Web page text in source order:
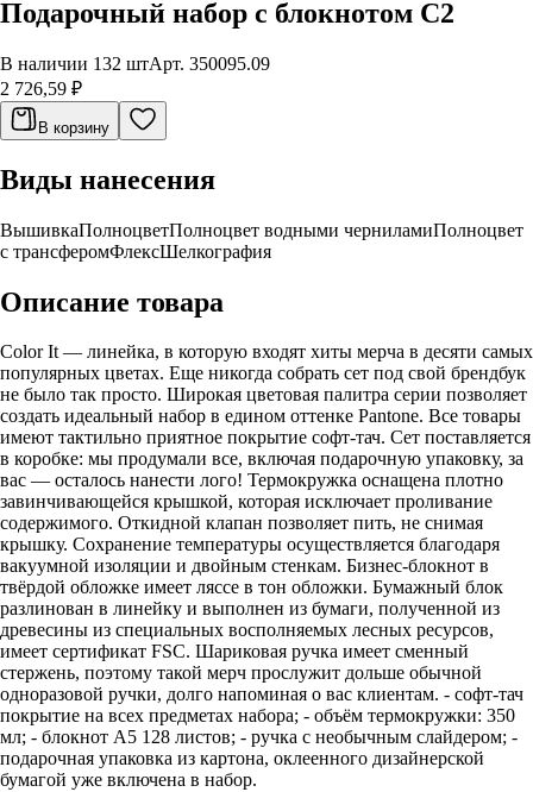
Подарочный набор с блокнотом С2
В наличии 132 штАрт. 350095.09
2 726,59 ₽
В корзину
Виды нанесения
ВышивкаПолноцветПолноцвет водными черниламиПолноцвет
с трансферомФлексШелкография
Описание товара
Color It — линейка, в которую входят хиты мерча в десяти самых
популярных цветах. Еще никогда собрать сет под свой брендбук
не было так просто. Широкая цветовая палитра серии позволяет
создать идеальный набор в едином оттенке Pantone. Все товары
имеют тактильно приятное покрытие софт-тач. Сет поставляется
в коробке: мы продумали все, включая подарочную упаковку, за
вас — осталось нанести лого! Термокружка оснащена плотно
завинчивающейся крышкой, которая исключает проливание
содержимого. Откидной клапан позволяет пить, не снимая
крышку. Сохранение температуры осуществляется благодаря
вакуумной изоляции и двойным стенкам. Бизнес-блокнот в
твёрдой обложке имеет ляссе в тон обложки. Бумажный блок
разлинован в линейку и выполнен из бумаги, полученной из
древесины из специальных восполняемых лесных ресурсов,
имеет сертификат FSC. Шариковая ручка имеет сменный
стержень, поэтому такой мерч прослужит дольше обычной
одноразовой ручки, долго напоминая о вас клиентам. - софт-тач
покрытие на всех предметах набора; - объём термокружки: 350
мл; - блокнот А5 128 листов; - ручка с необычным слайдером; -
подарочная упаковка из картона, оклеенного дизайнерской
бумагой уже включена в набор.